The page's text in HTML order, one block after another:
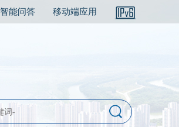
智能问答 移动端应用